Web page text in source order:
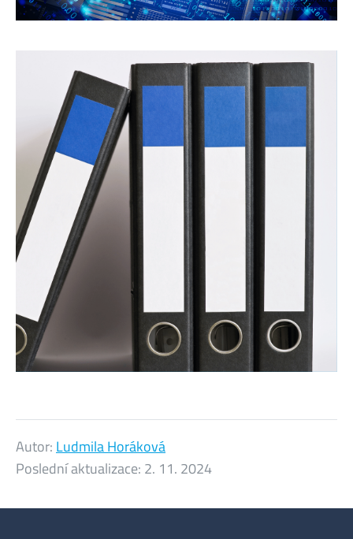
Autor: Ludmila Horáková
Poslední aktualizace: 2. 11. 2024